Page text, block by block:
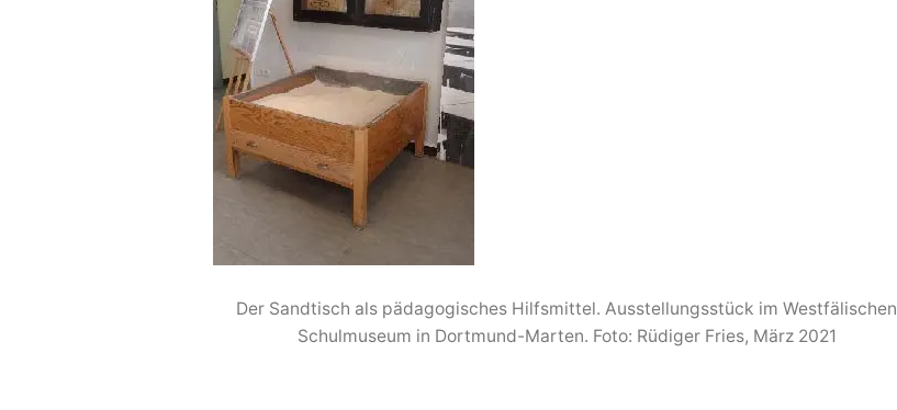
Der Sandtisch als pädagogisches Hilfsmittel. Ausstellungsstück im Westfälischen
Schulmuseum in Dortmund-Marten. Foto: Rüdiger Fries, März 2021